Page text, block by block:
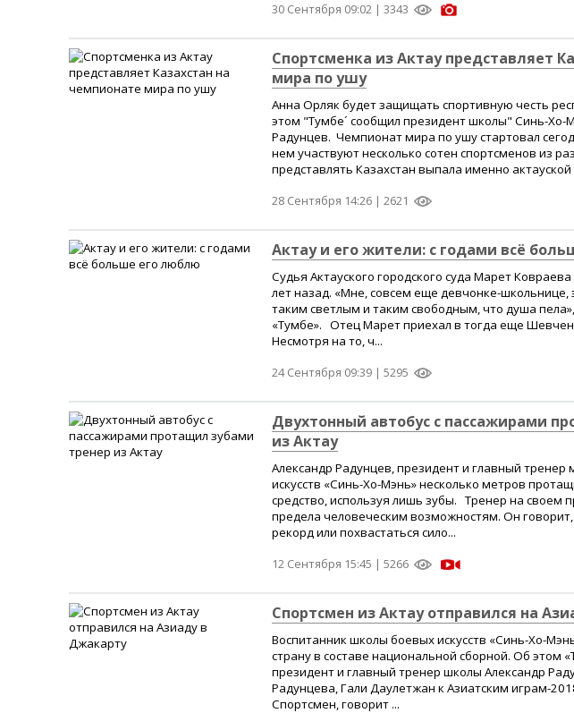
30 Сентября 09:02 | 3343
Спортсменка из Актау представляет
мира по ушу
Анна Орляк будет защищать спортивную честь
этом "Тумбе´ сообщил президент школы" Синь-Хо-
Радунцев. Чемпионат мира по ушу стартовал
нем участвуют несколько сотен спортсменов из
представлять Казахстан выпала именно актауской
28 Сентября 14:26 | 2621
Актау и его жители: с годами всё
Судья Актауского городского суда Марет
лет назад. «Мне, совсем еще девчонке-школьнице,
таким светлым и таким свободным, что душа
«Тумбе». Отец Марет приехал в тогда еще
Несмотря на то, ч...
24 Сентября 09:39 | 5295
Двухтонный автобус с пассажирами
из Актау
Александр Радунцев, президент и главный
искусств «Синь-Хо-Мэнь» несколько метров
средство, используя лишь зубы. Тренер на своем
предела человеческим возможностям. Он говорит,
рекорд или похвастаться сило...
12 Сентября 15:45 | 5266
Спортсмен из Актау отправился на
Воспитанник школы боевых искусств «Синь-Хо-
страну в составе национальной сборной. Об этом
президент и главный тренер школы Александр
Радунцева, Гали Даулетжан к Азиатским играм-
Спортсмен, говорит ...